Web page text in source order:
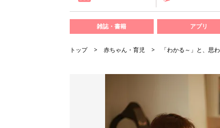
雑誌・書籍 アプリ
トップ 赤ちゃん・育児 「わかる～」と、思